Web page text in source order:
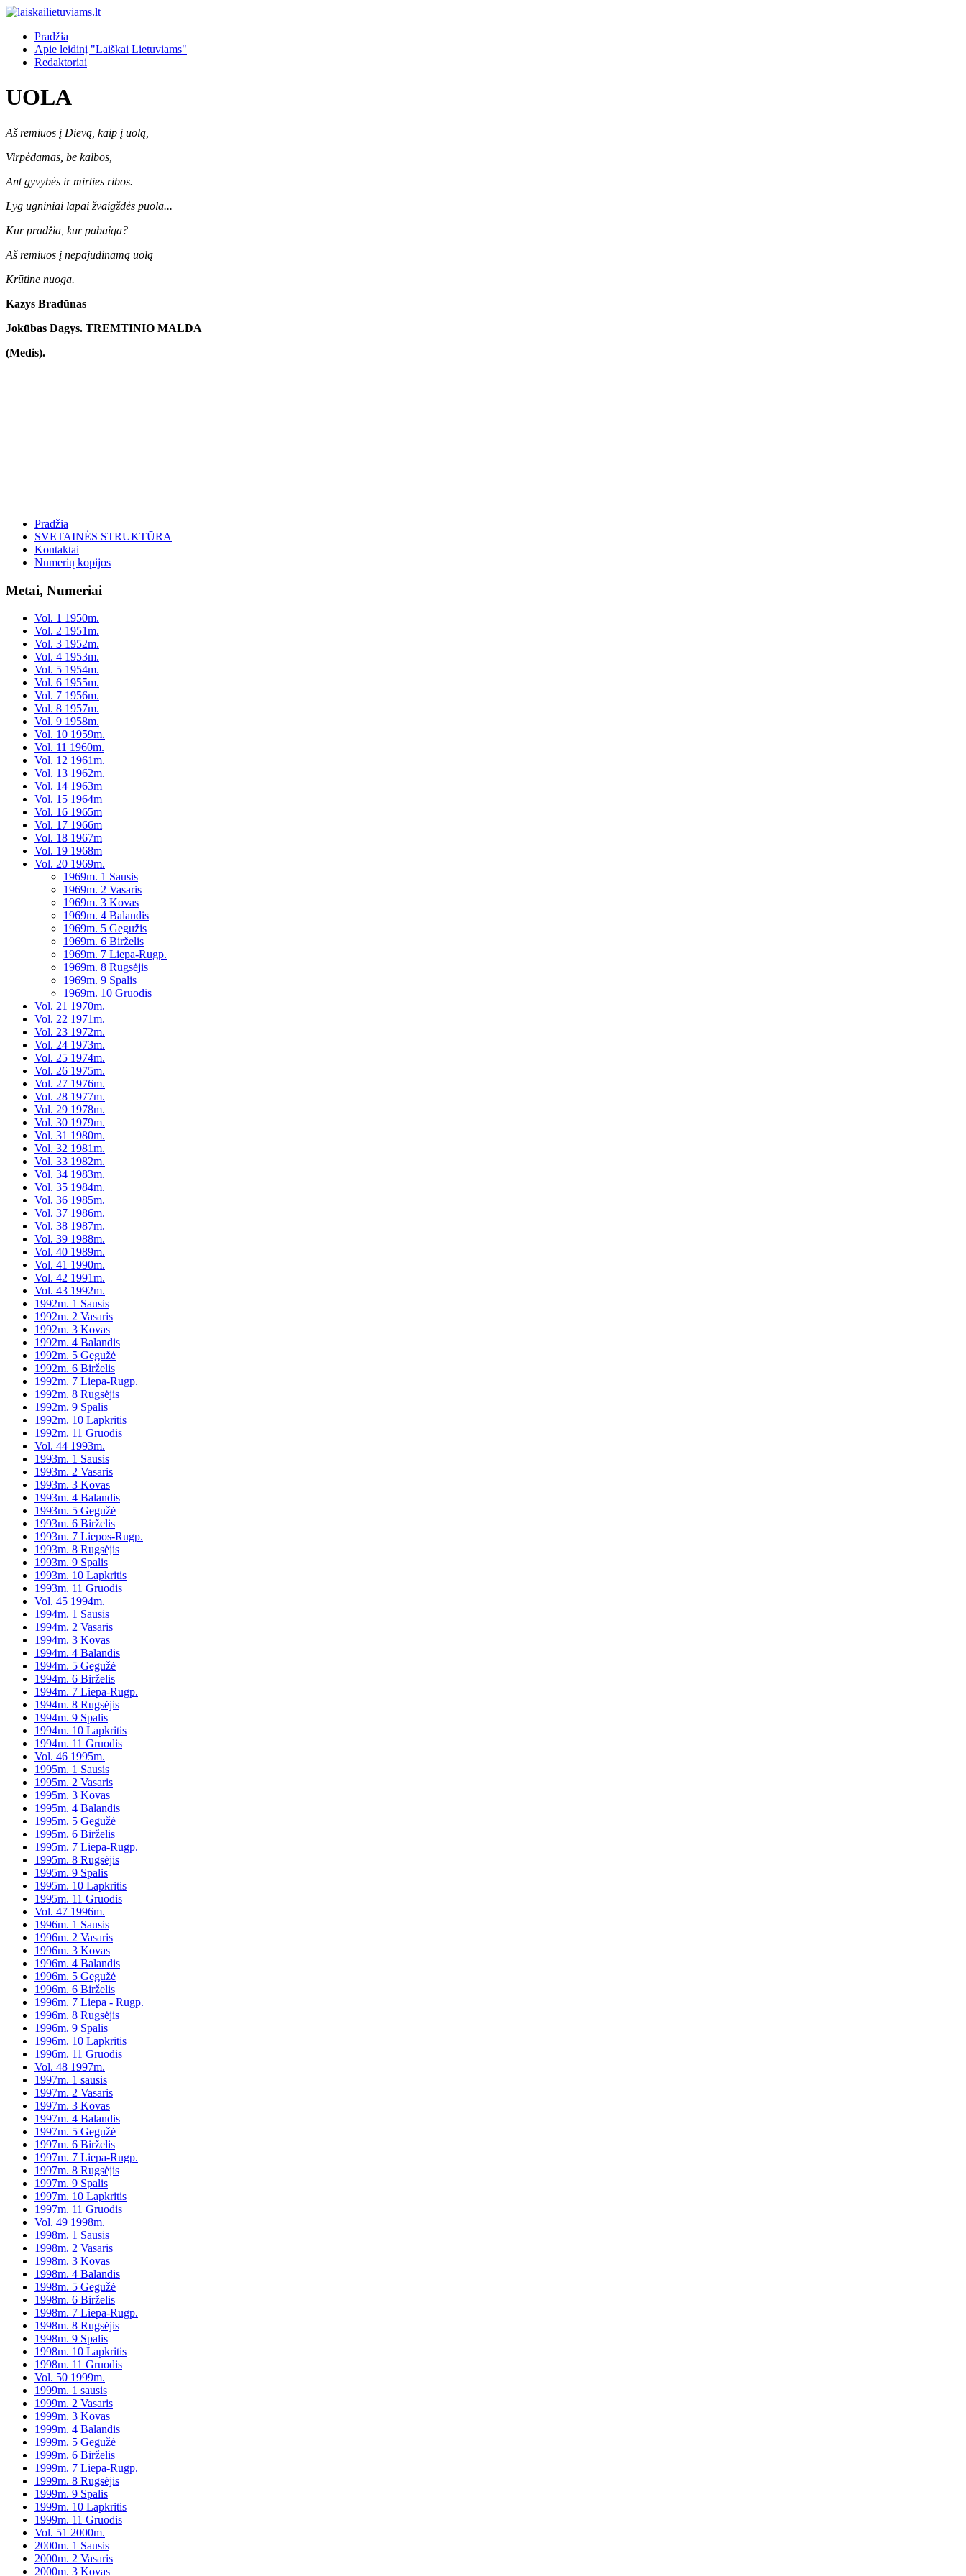
Pradžia
Apie leidinį "Laiškai Lietuviams"
Redaktoriai
UOLA
Aš remiuos į Dievą, kaip į uolą,
Virpėdamas, be kalbos,
Ant gyvybės ir mirties ribos.
Lyg ugniniai lapai žvaigždės puola...
Kur pradžia, kur pabaiga?
Aš remiuos į nepajudinamą uolą
Krūtine nuoga.
Kazys Bradūnas
Jokūbas Dagys. TREMTINIO MALDA
(Medis).
Pradžia
SVETAINĖS STRUKTŪRA
Kontaktai
Numerių kopijos
Metai, Numeriai
Vol. 1 1950m.
Vol. 2 1951m.
Vol. 3 1952m.
Vol. 4 1953m.
Vol. 5 1954m.
Vol. 6 1955m.
Vol. 7 1956m.
Vol. 8 1957m.
Vol. 9 1958m.
Vol. 10 1959m.
Vol. 11 1960m.
Vol. 12 1961m.
Vol. 13 1962m.
Vol. 14 1963m
Vol. 15 1964m
Vol. 16 1965m
Vol. 17 1966m
Vol. 18 1967m
Vol. 19 1968m
Vol. 20 1969m.
1969m. 1 Sausis
1969m. 2 Vasaris
1969m. 3 Kovas
1969m. 4 Balandis
1969m. 5 Gegužis
1969m. 6 Birželis
1969m. 7 Liepa-Rugp.
1969m. 8 Rugsėjis
1969m. 9 Spalis
1969m. 10 Gruodis
Vol. 21 1970m.
Vol. 22 1971m.
Vol. 23 1972m.
Vol. 24 1973m.
Vol. 25 1974m.
Vol. 26 1975m.
Vol. 27 1976m.
Vol. 28 1977m.
Vol. 29 1978m.
Vol. 30 1979m.
Vol. 31 1980m.
Vol. 32 1981m.
Vol. 33 1982m.
Vol. 34 1983m.
Vol. 35 1984m.
Vol. 36 1985m.
Vol. 37 1986m.
Vol. 38 1987m.
Vol. 39 1988m.
Vol. 40 1989m.
Vol. 41 1990m.
Vol. 42 1991m.
Vol. 43 1992m.
1992m. 1 Sausis
1992m. 2 Vasaris
1992m. 3 Kovas
1992m. 4 Balandis
1992m. 5 Gegužė
1992m. 6 Birželis
1992m. 7 Liepa-Rugp.
1992m. 8 Rugsėjis
1992m. 9 Spalis
1992m. 10 Lapkritis
1992m. 11 Gruodis
Vol. 44 1993m.
1993m. 1 Sausis
1993m. 2 Vasaris
1993m. 3 Kovas
1993m. 4 Balandis
1993m. 5 Gegužė
1993m. 6 Birželis
1993m. 7 Liepos-Rugp.
1993m. 8 Rugsėjis
1993m. 9 Spalis
1993m. 10 Lapkritis
1993m. 11 Gruodis
Vol. 45 1994m.
1994m. 1 Sausis
1994m. 2 Vasaris
1994m. 3 Kovas
1994m. 4 Balandis
1994m. 5 Gegužė
1994m. 6 Birželis
1994m. 7 Liepa-Rugp.
1994m. 8 Rugsėjis
1994m. 9 Spalis
1994m. 10 Lapkritis
1994m. 11 Gruodis
Vol. 46 1995m.
1995m. 1 Sausis
1995m. 2 Vasaris
1995m. 3 Kovas
1995m. 4 Balandis
1995m. 5 Gegužė
1995m. 6 Birželis
1995m. 7 Liepa-Rugp.
1995m. 8 Rugsėjis
1995m. 9 Spalis
1995m. 10 Lapkritis
1995m. 11 Gruodis
Vol. 47 1996m.
1996m. 1 Sausis
1996m. 2 Vasaris
1996m. 3 Kovas
1996m. 4 Balandis
1996m. 5 Gegužė
1996m. 6 Birželis
1996m. 7 Liepa - Rugp.
1996m. 8 Rugsėjis
1996m. 9 Spalis
1996m. 10 Lapkritis
1996m. 11 Gruodis
Vol. 48 1997m.
1997m. 1 sausis
1997m. 2 Vasaris
1997m. 3 Kovas
1997m. 4 Balandis
1997m. 5 Gegužė
1997m. 6 Birželis
1997m. 7 Liepa-Rugp.
1997m. 8 Rugsėjis
1997m. 9 Spalis
1997m. 10 Lapkritis
1997m. 11 Gruodis
Vol. 49 1998m.
1998m. 1 Sausis
1998m. 2 Vasaris
1998m. 3 Kovas
1998m. 4 Balandis
1998m. 5 Gegužė
1998m. 6 Birželis
1998m. 7 Liepa-Rugp.
1998m. 8 Rugsėjis
1998m. 9 Spalis
1998m. 10 Lapkritis
1998m. 11 Gruodis
Vol. 50 1999m.
1999m. 1 sausis
1999m. 2 Vasaris
1999m. 3 Kovas
1999m. 4 Balandis
1999m. 5 Gegužė
1999m. 6 Birželis
1999m. 7 Liepa-Rugp.
1999m. 8 Rugsėjis
1999m. 9 Spalis
1999m. 10 Lapkritis
1999m. 11 Gruodis
Vol. 51 2000m.
2000m. 1 Sausis
2000m. 2 Vasaris
2000m. 3 Kovas